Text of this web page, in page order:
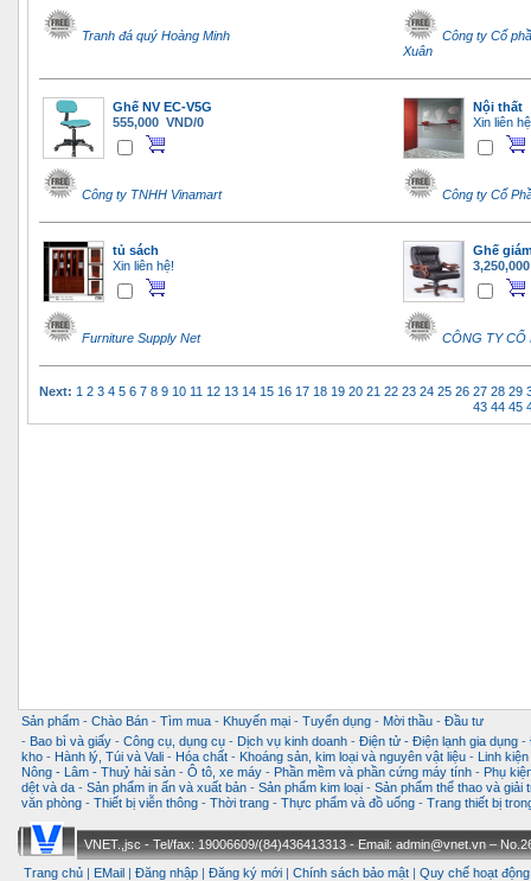
Tranh đá quý Hoàng Minh
Công ty Cổ
Xuân
Ghế NV EC-V5G
555,000 VND/0
Công ty TNHH Vinamart
Nội thất
Xin liên
Công ty Cổ
tủ sách
Xin liên hệ!
Furniture Supply Net
Ghế
CÔNG TY CỔ
Next: 1 2 3 4 5 6 7 8 9 10 11 12 13 14 15 16 17 18 19 20 21 22 23 24 25 26 27 28 29
43 44 45
Sản phẩm - Chào Bán - Tìm mua - Khuyến mại - Tuyển dụng - Mời thầu - Đầu tư
- Bao bì và giấy - Công cụ, dụng cụ - Dịch vụ kinh doanh - Điện tử - Điện lạnh gia dụng -
kho - Hành lý, Túi và Vali - Hóa chất - Khoáng sản, kim loại và nguyên vật liệu -
Linh
Nông - Lâm - Thuỷ hải sản - Ô tô, xe máy - Phần mềm và phần cứng máy tính - Phụ
dệt và da - Sản phẩm in ấn và xuất bản - Sản phẩm kim loại - Sản phẩm thể thao và giải
văn phòng - Thiết bị viễn thông - Thời trang - Thực phẩm và đồ uống - Trang thiết bị
VNET.,jsc - Tel/fax: 19006609/(84)436413313 - Email: admin@vnet.vn –
Trang chủ
EMail Đăng nhập Đăng ký mới Chính sách bảo mật Quy chế hoạt động